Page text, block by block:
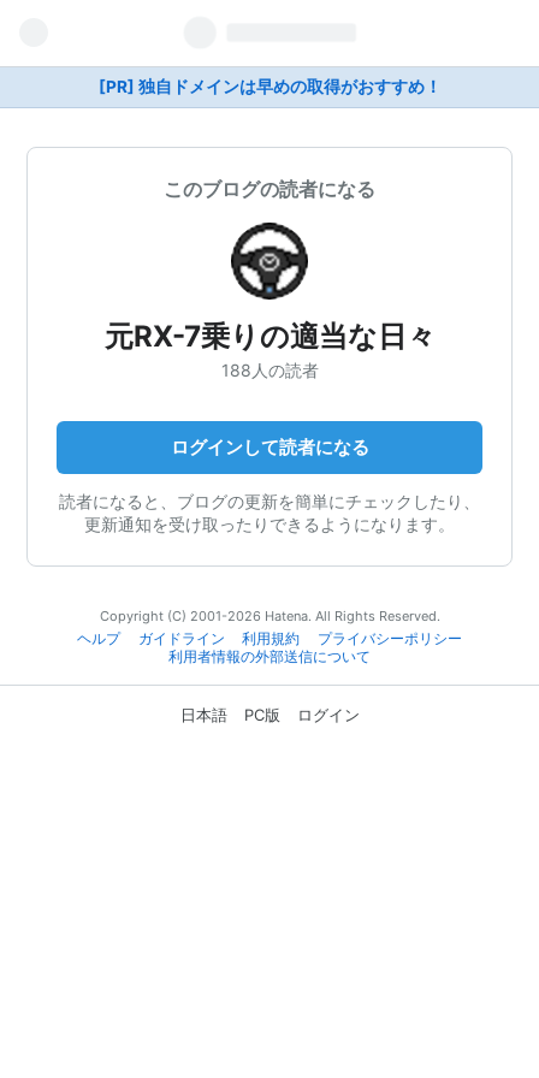
[PR] 独自ドメインは早めの取得がおすすめ！
このブログの読者になる
元RX-7乗りの適当な日々
188人の読者
ログインして読者になる
読者になると、ブログの更新を簡単にチェックしたり、
更新通知を受け取ったりできるようになります。
Copyright (C) 2001-2026 Hatena. All Rights Reserved.
ヘルプ
ガイドライン 利用規約
プライバシーポリシー
利用者情報の外部送信について
日本語 PC版 ログイン